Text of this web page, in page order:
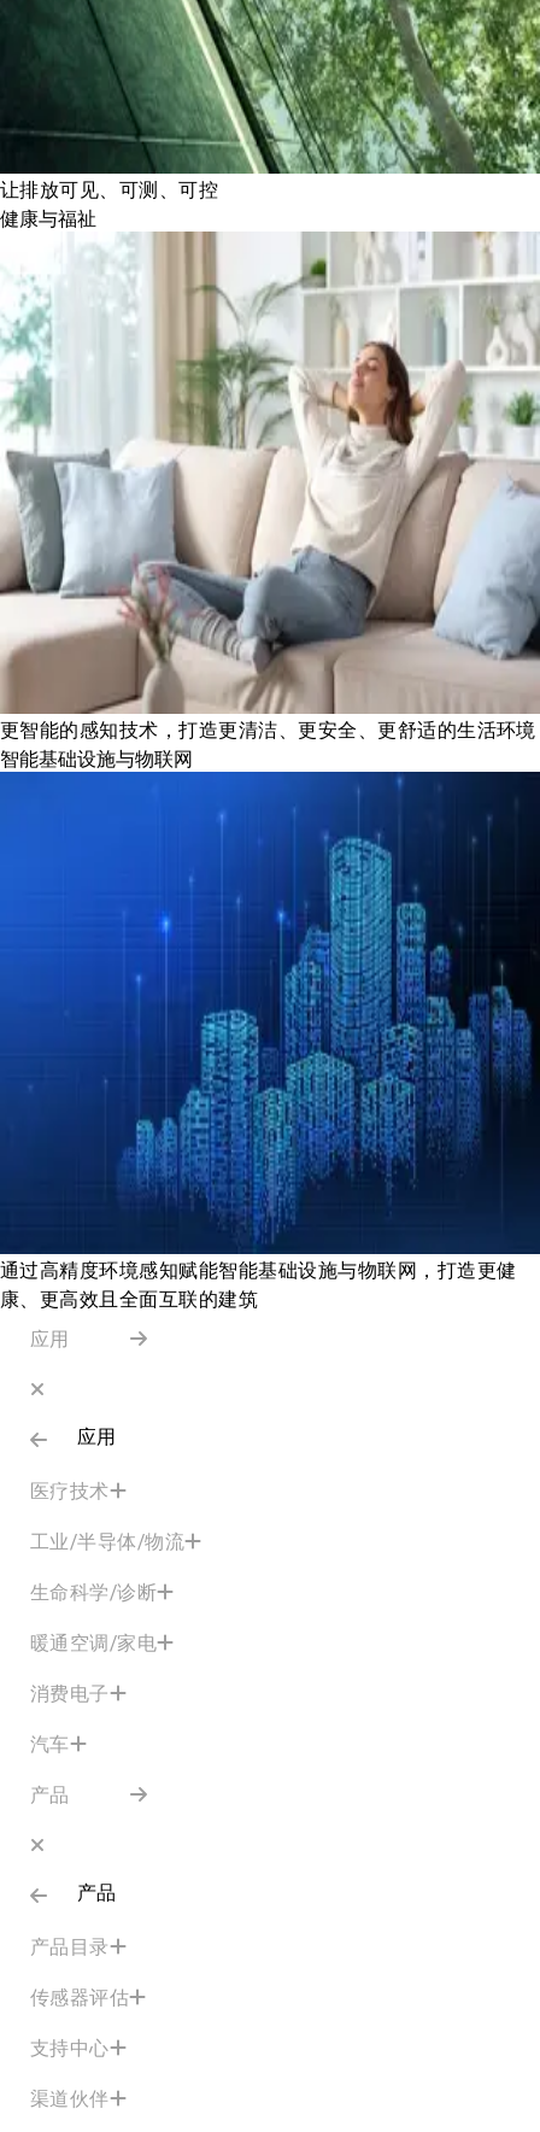
让排放可见、可测、可控
健康与福祉
更智能的感知技术，打造更清洁、更安全、更舒适的生活环境
智能基础设施与物联网
通过高精度环境感知赋能智能基础设施与物联网，打造更健
康、更高效且全面互联的建筑
应用
应用
医疗技术
工业/半导体/物流
生命科学/诊断
暖通空调/家电
消费电子
汽车
产品
产品
产品目录
传感器评估
支持中心
渠道伙伴